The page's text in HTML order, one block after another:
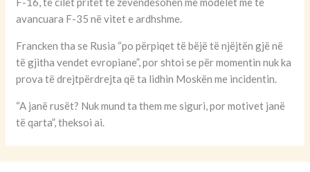
avancuara F-35 në vitet e ardhshme.
Francken tha se Rusia “po përpiqet të bëjë të njëjtën gjë në
të gjitha vendet evropiane”, por shtoi se për momentin nuk ka
prova të drejtpërdrejta që ta lidhin Moskën me incidentin.
“A janë rusët? Nuk mund ta them me siguri, por motivet janë
të qarta”, theksoi ai.